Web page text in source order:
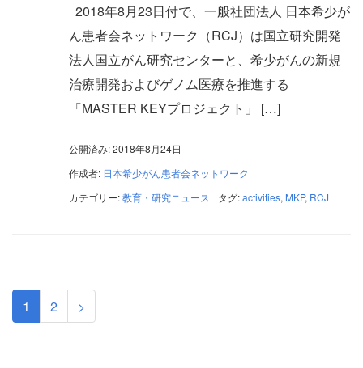
2018年8月23日付で、一般社団法人 日本希少が
ん患者会ネットワーク（RCJ）は国立研究開発
法人国立がん研究センターと、希少がんの新規
治療開発およびゲノム医療を推進する
「MASTER KEYプロジェクト」 […]
公開済み: 2018年8月24日
作成者: 日本希少がん患者会ネットワーク
カテゴリー:教育・研究ニュース タグ:activities, MKP, RCJ
1 2 >